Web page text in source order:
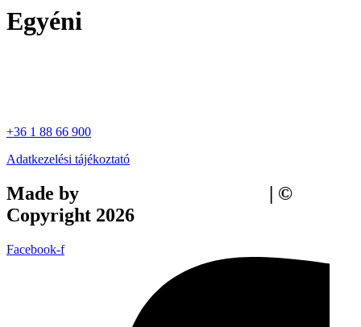
Egyéni
+36 1 88 66 900
Adatkezelési tájékoztató
Made by
| ©
Copyright 2026
Facebook-f